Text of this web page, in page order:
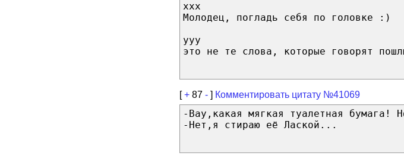
xxx
Молодец, погладь себя по головке :)
yyy
это не те слова, которые говорят
[+ 87 - ] Комментировать цитату №41069
-Вау,какая мягкая туалетная бумага!
-Нет,я стираю её Лаской...